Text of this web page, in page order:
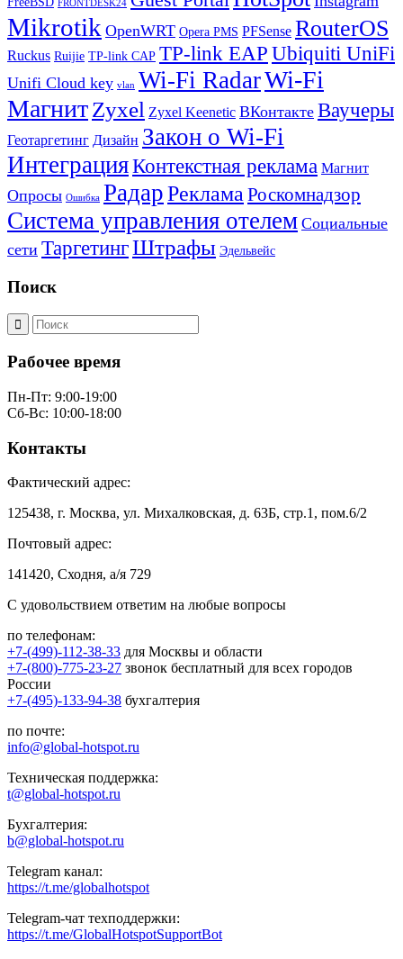
FRONTDESK24
Mikrotik OpenWRT Opera PMS PFSense RouterOS
Ruckus Ruijie TP-link CAP TP-link EAP Ubiquiti UniFi
Unifi Cloud key vlan Wi-Fi RadarWi-Fi
МагнитZyxel Zyxel Keenetic ВКонтакте Ваучеры
Геотаргетинг Дизайн Закон о Wi-Fi
ИнтеграцияКонтекстная реклама Магнит
Опросы Ошибка РадарРеклама Роскомнадзор
Система управления отелем Социальные
сети ТаргетингШтрафы Эдельвейс
Поиск
Рабочее время
Пн-Пт: 9:00-19:00
Сб-Вс: 10:00-18:00
Контакты
Фактический адрес:
125438, г. Москва, ул. Михалковская, д. 63Б, стр.1, пом.6/2
Почтовый адрес:
141420, Сходня, а/я 729
С удовольствием ответим на любые вопросы
по телефонам:
+7-(499)-112-38-33 для Москвы и области
+7-(800)-775-23-27 звонок бесплатный для всех городов
России
+7-(495)-133-94-38 бухгалтерия
по почте:
info@global-hotspot.ru
Техническая поддержка:
t@global-hotspot.ru
Бухгалтерия:
b@global-hotspot.ru
Telegram канал:
https://t.me/globalhotspot
Telegram-чат техподдержки:
https://t.me/GlobalHotspotSupportBot